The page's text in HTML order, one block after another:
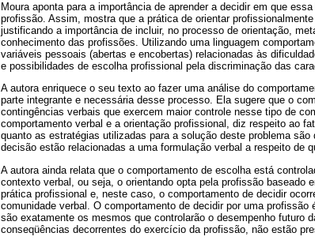
Moura aponta para a importância de aprender a decidir em que
profissão. Assim, mostra que a prática de orientar
justificando a importância de incluir, no processo de orientação,
conhecimento das profissões. Utilizando uma linguagem
variáveis pessoais (abertas e encobertas) relacionadas às
e possibilidades de escolha profissional pela discriminação das
A autora enriquece o seu texto ao fazer uma análise do
parte integrante e necessária desse processo. Ela sugere que o
contingências verbais que exercem maior controle nesse tipo de
comportamento verbal e a orientação profissional, diz respeito ao
quanto as estratégias utilizadas para a solução deste problema
decisão estão relacionadas a uma formulação verbal a respeito de
A autora ainda relata que o comportamento de escolha está
contexto verbal, ou seja, o orientando opta pela profissão baseado
prática profissional e, neste caso, o comportamento de decidir
comunidade verbal. O comportamento de decidir por uma
são exatamente os mesmos que controlarão o desempenho futuro
conseqüências decorrentes do exercício da profissão, não estão